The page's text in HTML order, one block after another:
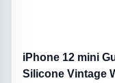
iPhone 12 mini
Silicone Vintage